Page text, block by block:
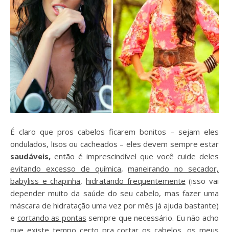
É claro que pros cabelos ficarem bonitos – sejam eles
ondulados, lisos ou cacheados – eles devem sempre estar
saudáveis, então é imprescindível que você cuide deles
evitando excesso de química,maneirando no secador,
babyliss e chapinha,hidratando frequentemente (isso vai
depender muito da saúde do seu cabelo, mas fazer uma
máscara de hidratação uma vez por mês já ajuda bastante)
e cortando as pontas sempre que necessário. Eu não acho
que existe tempo certo pra cortar os cabelos, os meus